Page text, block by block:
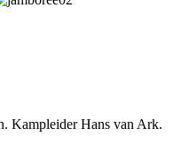
Kampleider Hans van Ark.